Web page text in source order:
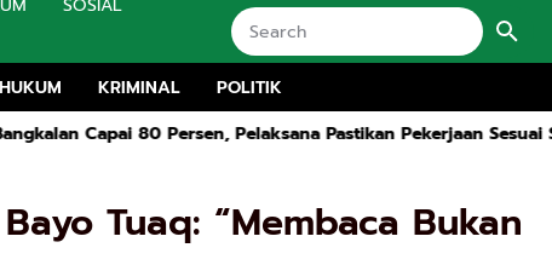
HUKUM KRIMINAL
POLITIK
Pelaksana Pastikan Pekerjaan Sesuai SOP dan Transparan
Tuaq: “Membaca Bukan